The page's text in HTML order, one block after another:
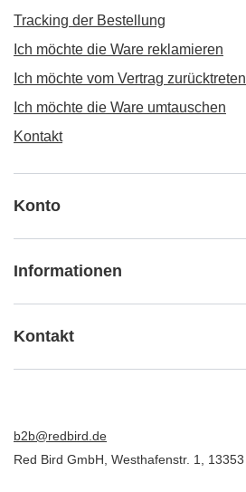
Tracking der Bestellung
Ich möchte die Ware reklamieren
Ich möchte vom Vertrag zurücktreten
Ich möchte die Ware umtauschen
Kontakt
Konto
Informationen
Kontakt
b2b@redbird.de
Red Bird GmbH Westhafenstr. 1 13353